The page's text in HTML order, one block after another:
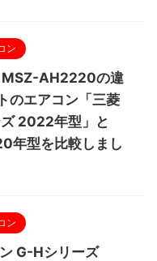
ン
AH2220の違
のエアコン「三菱
2022年型」と
年型を比較しまし
ン
G-Hシリーズ